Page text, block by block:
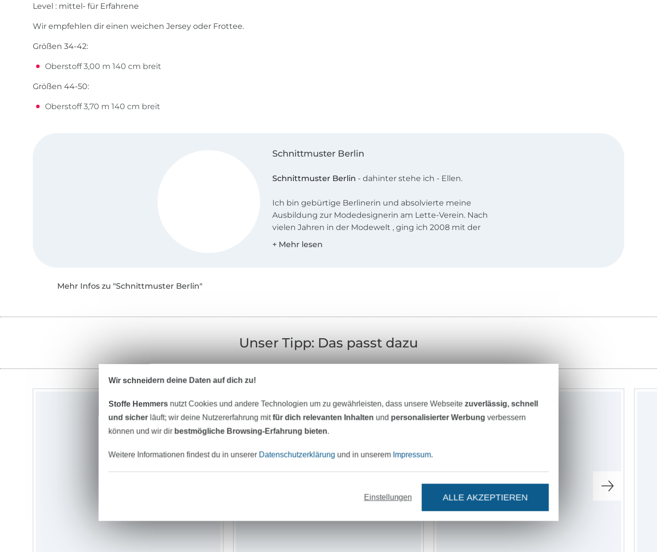
Level : mittel- für Erfahrene
Wir empfehlen dir einen weichen Jersey oder Frottee.
Größen 34-42:
Oberstoff 3,00 m 140 cm breit
Größen 44-50:
Oberstoff 3,70 m 140 cm breit
Schnittmuster Berlin
Schnittmuster Berlin - dahinter stehe ich - Ellen.
Ich bin gebürtige Berlinerin und absolvierte meine
Ausbildung zur Modedesignerin am Lette-Verein. Nach
vielen Jahren in der Modewelt , ging ich 2008 mit der
Schnittmacher GbR den großen Schritt in die
Größen 34-50, eine bebilderte Nähanleitung und einen
A0 Schnitt, den du dir in einem Copyshop ausdrucken
kannst.
Spaß beim Nähen!
Mehr Infos zu "Schnittmuster Berlin"
Unser Tipp: Das passt dazu
Wir schneidern deine Daten auf dich zu!
Stoffe Hemmers nutzt Cookies und andere Technologien um zu gewährleisten, dass unsere Webseitezuverlässig, schnell
und sicherläuft; wir deine Nutzererfahrung mitfür dich relevanten Inhalten und personalisierter Werbung verbessern
können und wir dir bestmögliche Browsing-Erfahrung bieten.
Weitere Informationen findest du in unserer Datenschutzerklärung und in unserem Impressum.
Einstellungen ALLE AKZEPTIEREN